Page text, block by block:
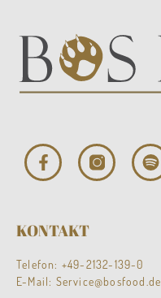
KONTAKT
Telefon: +49-2132-139-0
E-Mail: Service@bosfood.de